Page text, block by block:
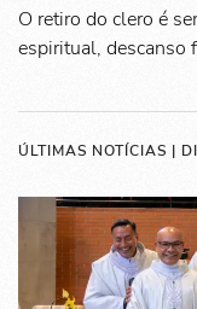
O retiro do clero é
espiritual, descanso
ÚLTIMAS NOTÍCIAS |